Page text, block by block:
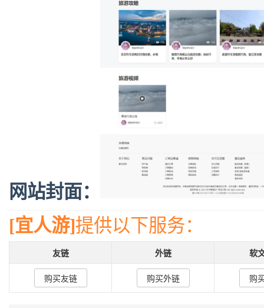
网站封面：
[宜人游]提供以下服务：
友链 外链 软
购买友链 购买外链 购